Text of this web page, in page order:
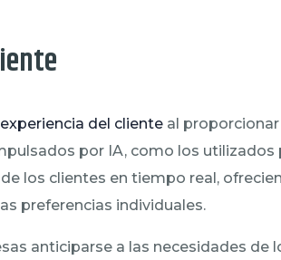
experiencia del cliente al
por IA, como los utilizados
los clientes en tiempo real,
preferencias individuales.
anticiparse a las necesidades de